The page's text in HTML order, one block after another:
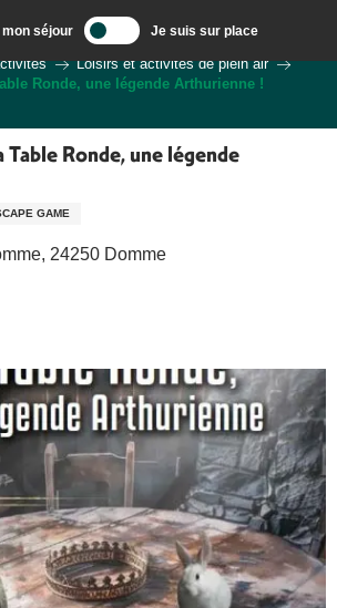
séjour Je suis sur place
du Périgord Noir
Loisirs et activités de plein air
Ronde, une légende Arthurienne !
Table Ronde, une légende
GAME
24250 Domme
aux favoris